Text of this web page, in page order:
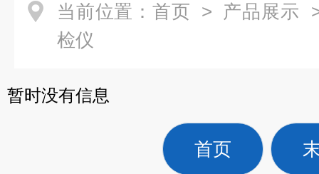
当前位置： 首页 > 产品展示
检仪
暂时没有信息
首页